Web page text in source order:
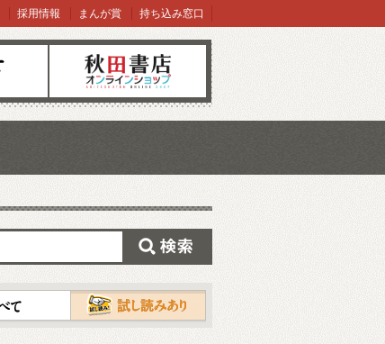
オンラインショップ
採用情報 まんが賞 持ち込み窓口